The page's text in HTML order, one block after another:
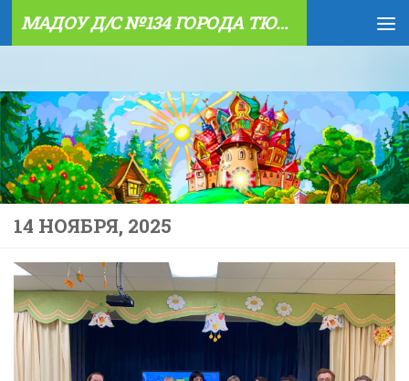
Skip to content МАДОУ Д/С №134 ГОРОДА ТЮМЕНИ
14 НОЯБРЯ, 2025